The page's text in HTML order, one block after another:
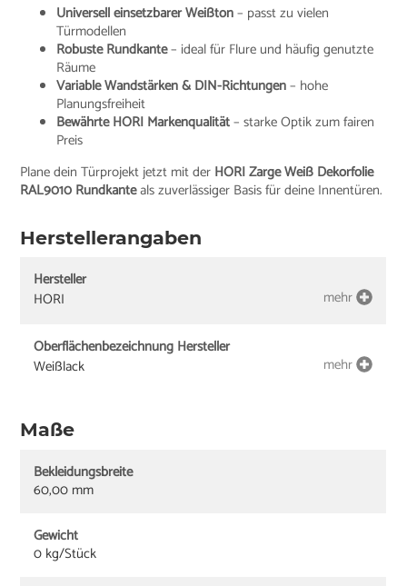
Universell einsetzbarer Weißton– passt zu vielen
Türmodellen
Robuste Rundkante– ideal für Flure und häufig genutzte
Räume
Variable Wandstärken & DIN-Richtungen– hohe
Planungsfreiheit
Bewährte HORI Markenqualität– starke Optik zum fairen
Preis
Plane dein Türprojekt jetzt mit der HORI Zarge Weiß Dekorfolie
RAL9010 Rundkanteals zuverlässiger Basis für deine Innentüren.
Herstellerangaben
Hersteller
HORI
mehr
Oberflächenbezeichnung Hersteller
Weißlack
mehr
Maße
Bekleidungsbreite
60,00 mm
Gewicht
0 kg/Stück